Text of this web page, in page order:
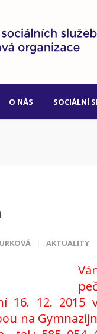
O NÁS SOCIÁLNÍ
AKTUALITY
16. 12. 2015
na